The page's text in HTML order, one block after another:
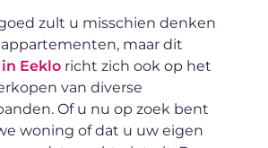
zult u misschien denken
maar dit
Eeklo richt zich ook op het
van diverse
Of u nu op zoek bent
woning of dat u uw eigen